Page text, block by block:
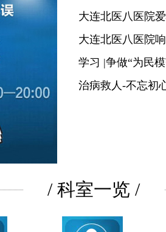
大连北医八医院
大连北医八医院
学习 |争做“为民
治病救人-不忘初
/ 科室一览 /